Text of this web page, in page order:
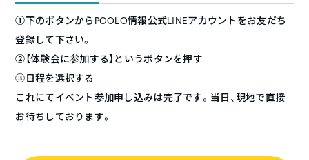
①下のボタンからPOOLO情報公式LINEアカウントをお友だち
登録して下さい。
②【体験会に参加する】というボタンを押す
③日程を選択する
これにてイベント参加申し込みは完了です。当日、現地で直接
お待ちしております。